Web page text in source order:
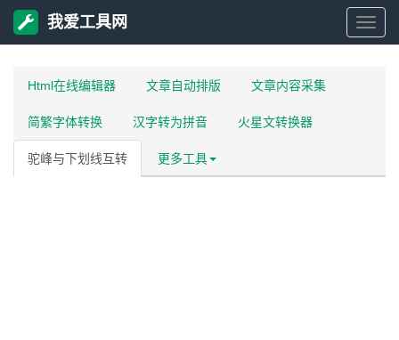
我
我爱工具网
Html在线编辑器 文章自动排版 文章内容采集
简繁字体转换 汉字转为拼音 火星文转换器
驼峰与下划线互转 更多工具